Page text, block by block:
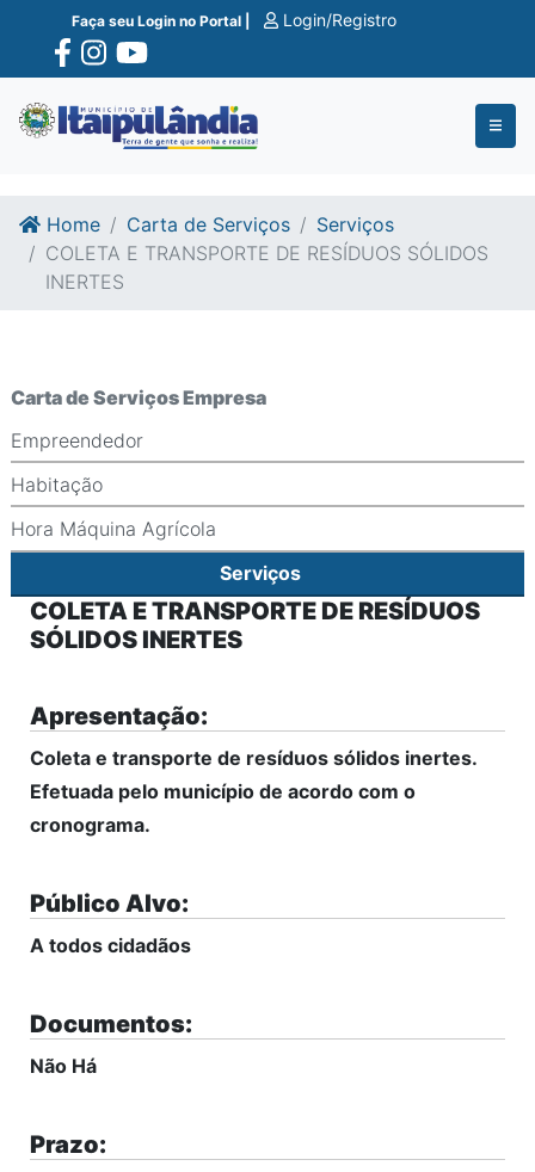
Ir para o conte�do
Ir para o fim do conte�do
Faça seu Login no Portal | Login/Registro
Home Carta de Serviços
Serviços
COLETA E TRANSPORTE DE RESÍDUOS SÓLIDOS
INERTES
Carta de Serviços Empresa
Empreendedor
Habitação
Hora Máquina Agrícola
Serviços
COLETA E TRANSPORTE DE RESÍDUOS
SÓLIDOS INERTES
Apresentação:
Coleta e transporte de resíduos sólidos inertes.
Efetuada pelo município de acordo com o
cronograma.
Público Alvo:
A todos cidadãos
Documentos:
Não Há
Prazo: